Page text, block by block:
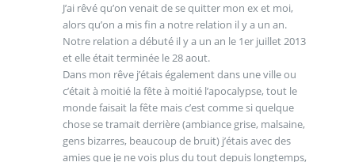
J’ai rêvé qu’on venait de se quitter mon ex et moi,
alors qu’on a mis fin a notre relation il y a un an.
Notre relation a débuté il y a un an le 1er juillet 2013
et elle était terminée le 28 aout.
Dans mon rêve j’étais également dans une ville ou
c’était à moitié la fête à moitié l’apocalypse, tout le
monde faisait la fête mais c’est comme si quelque
chose se tramait derrière (ambiance grise, malsaine,
gens bizarres, beaucoup de bruit) j’étais avec des
amies que je ne vois plus du tout depuis longtemps,